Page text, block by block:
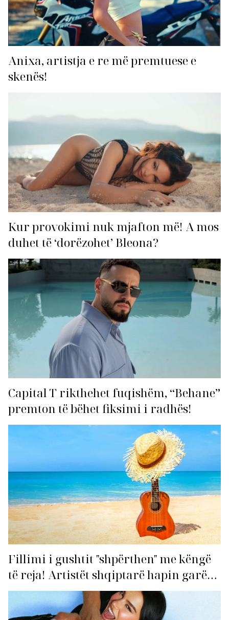
Anixa, artistja e re më premtuese e
skenës!
Kur provokimi nuk mjafton më! A mos
duhet të ‘dorëzohet’ Bleona?
Capital T rikthehet fuqishëm, “Behane”
premton të bëhet fiksimi i radhës!
Fillimi i gushtit "shpërthen" me këngë
të reja! Artistët shqiptarë hapin garën
për hitin e verës!